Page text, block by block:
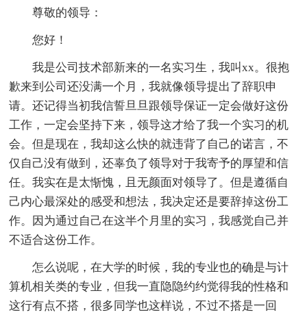
尊敬的领导：
您好！
我是公司技术部新来的一名实习生，我叫xx。很抱
歉来到公司还没满一个月，我就像领导提出了辞职申
请。还记得当初我信誓旦旦跟领导保证一定会做好这份
工作，一定会坚持下来，领导这才给了我一个实习的机
会。但是现在，我却这么快的就违背了自己的诺言，不
仅自己没有做到，还辜负了领导对于我寄予的厚望和信
任。我实在是太惭愧，且无颜面对领导了。但是遵循自
己内心最深处的感受和想法，我决定还是要辞掉这份工
作。因为通过自己在这半个月里的实习，我感觉自己并
不适合这份工作。
怎么说呢，在大学的时候，我的专业也的确是与计
算机相关类的专业，但我一直隐隐约约觉得我的性格和
这行有点不搭，很多同学也这样说，不过不搭是一回